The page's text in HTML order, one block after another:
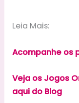
Leia Mais:
Acompanhe os
Veja os Jogos
aqui do Blog